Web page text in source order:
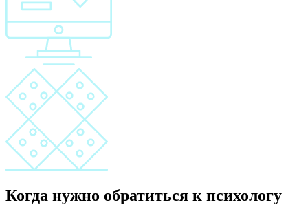
Когда нужно обратиться к психологу